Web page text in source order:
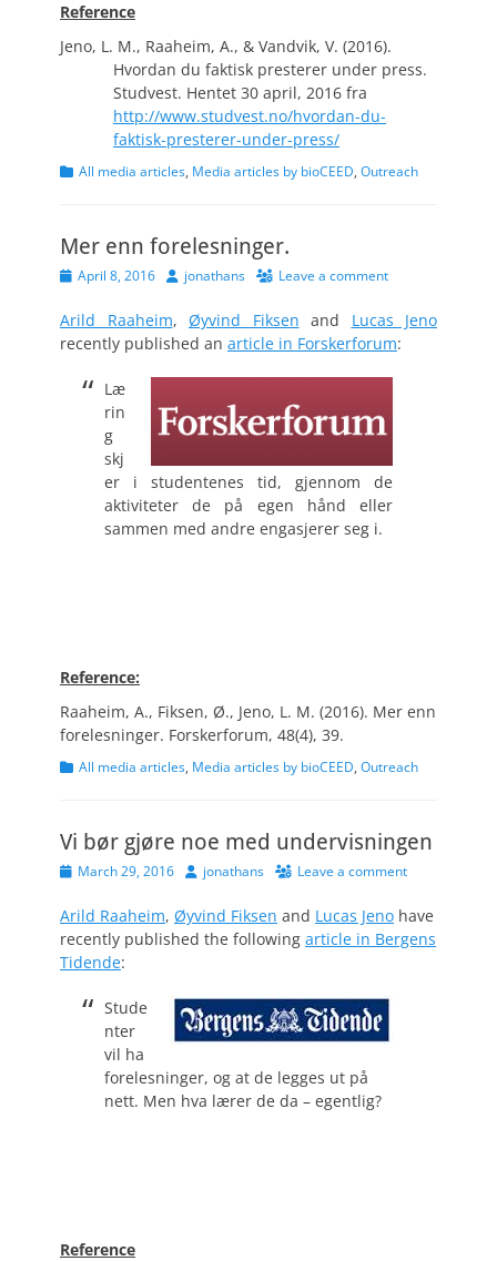
Reference
Jeno, L. M., Raaheim, A., & Vandvik, V. (2016).
Hvordan du faktisk presterer under press.
Studvest. Hentet 30 april, 2016 fra
http://www.studvest.no/hvordan-du-
faktisk-presterer-under-press/
Categories
All media articles, Media articles by bioCEED, Outreach
Mer enn forelesninger.
PostedApril 8, 2016 Authorjonathans Leave a comment
Arild Raaheim, Øyvind Fiksen and Lucas Jeno
recently published an article in Forskerforum:
Læ
rin
g
skj
er i studentenes tid, gjennom de
aktiviteter de på egen hånd eller
sammen med andre engasjerer seg i.
Reference:
Raaheim, A., Fiksen, Ø., Jeno, L. M. (2016). Mer enn
forelesninger. Forskerforum, 48(4), 39.
Categories
All media articles, Media articles by bioCEED, Outreach
Vi bør gjøre noe med undervisningen
PostedMarch 29, 2016 Authorjonathans Leave a comment
Arild Raaheim, Øyvind Fiksen and Lucas Jeno have
recently published the following article in Bergens
Tidende:
Stude
nter
vil ha
forelesninger, og at de legges ut på
nett. Men hva lærer de da – egentlig?
Reference